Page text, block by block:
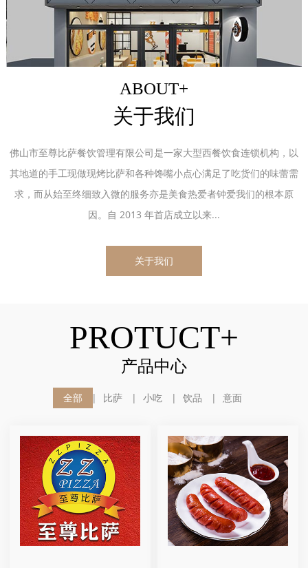
ABOUT+
关于我们
佛山市至尊比萨餐饮管理有限公司是一家大型西餐饮食连锁机构，以
其地道的手工现做现烤比萨和各种馋嘴小点心满足了吃货们的味蕾需
求，而从始至终细致入微的服务亦是美食热爱者钟爱我们的根本原
因。自 2013 年首店成立以来...
关于我们
PROTUCT+
产品中心
全部 比萨 小吃 饮品 意面